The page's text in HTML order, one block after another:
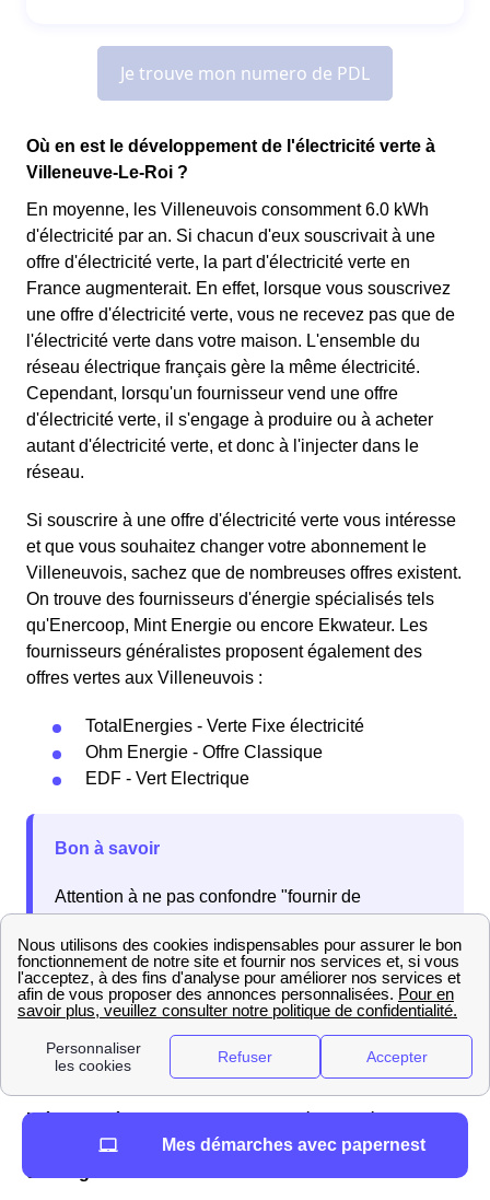
Où en est le développement de l'électricité verte à
Villeneuve-Le-Roi ?
En moyenne, les Villeneuvois consomment 6.0 kWh
d'électricité par an. Si chacun d'eux souscrivait à une
offre d'électricité verte, la part d'électricité verte en
France augmenterait. En effet, lorsque vous souscrivez
une offre d'électricité verte, vous ne recevez pas que de
l'électricité verte dans votre maison. L'ensemble du
réseau électrique français gère la même électricité.
Cependant, lorsqu'un fournisseur vend une offre
d'électricité verte, il s'engage à produire ou à acheter
autant d'électricité verte, et donc à l'injecter dans le
réseau.
Si souscrire à une offre d'électricité verte vous intéresse
et que vous souhaitez changer votre abonnement le
Villeneuvois, sachez que de nombreuses offres existent.
On trouve des fournisseurs d'énergie spécialisés tels
qu'Enercoop, Mint Energie ou encore Ekwateur. Les
fournisseurs généralistes proposent également des
offres vertes aux Villeneuvois :
TotalEnergies - Verte Fixe électricité
Ohm Energie - Offre Classique
EDF - Vert Electrique
Bon à savoir
Attention à ne pas confondre "fournir de
verte". Ce qu'on appelle production d'électricité
verte se réfère à l'électricité verte produite par un
particulier, un le Villeneuvois par exemple, pour
L'électricité verte
par le fait qu'elle ait été produite via dessources
d'énergie renouvelable
Mes démarches avec papernest